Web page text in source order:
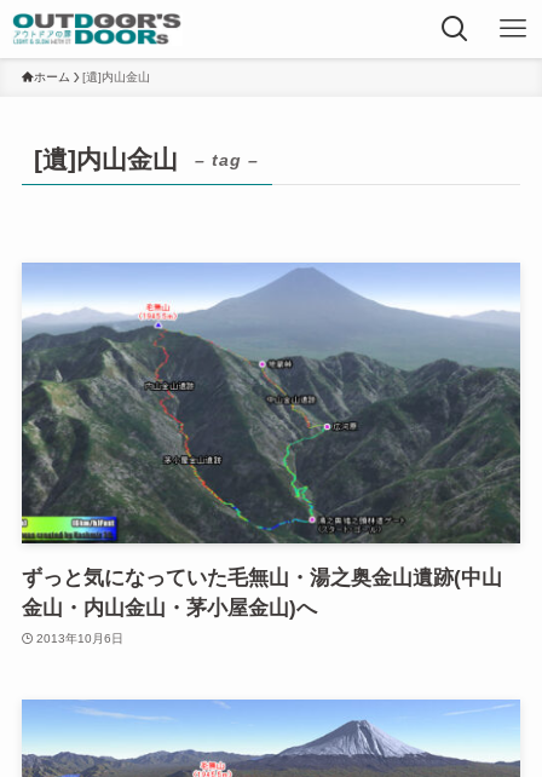
ホーム [遺]内山金山
[遺]内山金山 – tag –
ずっと気になっていた毛無山・湯之奥金山遺跡(中山
金山・内山金山・茅小屋金山)へ
2013年10月6日